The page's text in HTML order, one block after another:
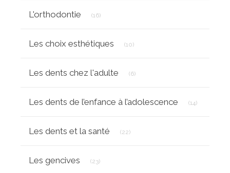
L'orthodontie (16)
Les choix esthétiques (10)
Les dents chez l'adulte (6)
Les dents de l’enfance à l’adolescence (14)
Les dents et la santé (22)
Les gencives (23)